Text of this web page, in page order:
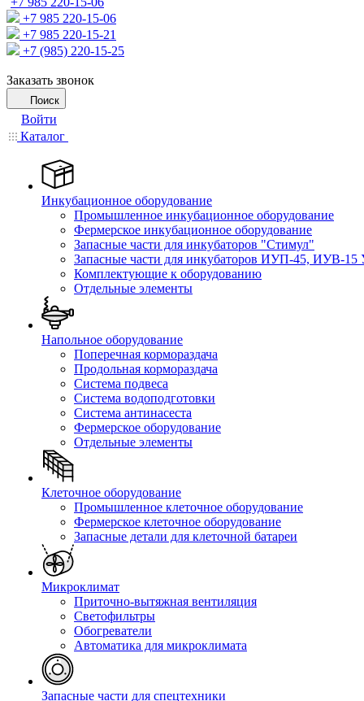
+7 985 220-15-06
+7 985 220-15-21
+7 (985) 220-15-25
Заказать звонок
Поиск
Войти
Каталог
Инкубационное оборудование
Промышленное инкубационное оборудование
Фермерское инкубационное оборудование
Запасные части для инкубаторов "Стимул"
Запасные части для инкубаторов ИУП-45, ИУВ-15
Комплектующие к оборудованию
Отдельные элементы
Напольное оборудование
Поперечная кормораздача
Продольная кормораздача
Система подвеса
Система водоподготовки
Система антинасеста
Фермерское оборудование
Отдельные элементы
Клеточное оборудование
Промышленное клеточное оборудование
Фермерское клеточное оборудование
Запасные детали для клеточной батареи
Микроклимат
Приточно-вытяжная вентиляция
Светофильтры
Обогреватели
Автоматика для микроклимата
Запасные части для спецтехники